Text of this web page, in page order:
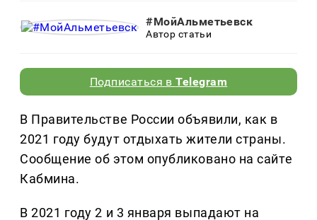
#МойАльметьевск
Автор статьи
Подписаться вTelegram
В Правительстве России объявили, как в
2021 году будут отдыхать жители страны.
Сообщение об этом опубликовано на сайте
Кабмина.
В 2021 году 2 и 3 января выпадают на